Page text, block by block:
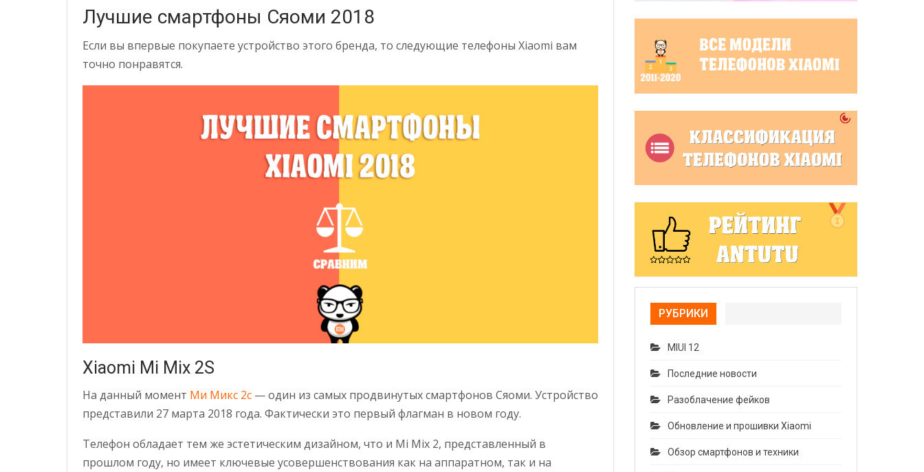
Лучшие смартфоны Сяоми 2018
Если вы впервые покупаете устройство этого бренда, то следующие телефоны Xiaomi вам
точно понравятся.
Xiaomi Mi Mix 2S
На данный момент Ми Микс 2с — один из самых продвинутых смартфонов Сяоми. Устройство
представили 27 марта 2018 года. Фактически это первый флагман в новом году.
Телефон обладает тем же эстетическим дизайном, что и Mi Mix 2, представленный в
прошлом году, но имеет ключевые усовершенствования как на аппаратном, так и на
РУБРИКИ
MIUI 12
Последние новости
Разоблачение фейков
Обновление и прошивки Xiaomi
Обзор смартфонов и техники